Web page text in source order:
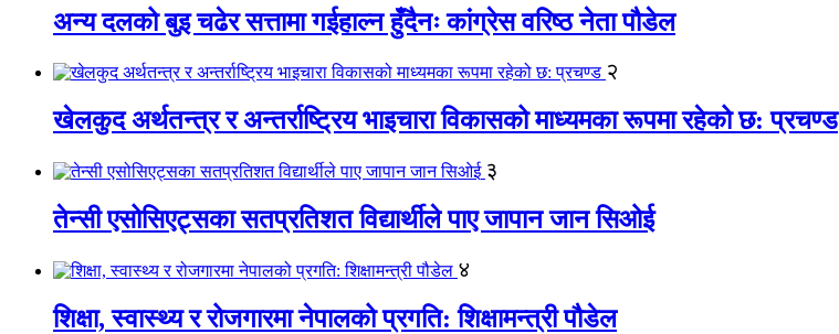
अन्य दलको बुइ चढेर सत्तामा गईहाल्न हुँदैनः कांग्रेस वरिष्ठ नेता पौडेल
२
खेलकुद अर्थतन्त्र र अन्तर्राष्ट्रिय भाइचारा विकासको माध्यमका रूपमा रहेको छ: प्रचण्ड
३
तेन्सी एसोसिएट्सका सतप्रतिशत विद्यार्थीले पाए जापान जान सिओई
४
शिक्षा, स्वास्थ्य र रोजगारमा नेपालको प्रगति: शिक्षामन्त्री पौडेल